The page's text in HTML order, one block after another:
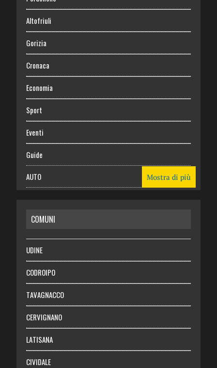
Altofriuli
Gorizia
Cronaca
Economia
Sport
Eventi
Guide
AUTO
RISPARMIO
SALUTE
Necrologie
Chi siamo
Abbonati
Login
Mostra di più
COMUNI
UDINE
CODROIPO
TAVAGNACCO
CERVIGNANO
LATISANA
CIVIDALE